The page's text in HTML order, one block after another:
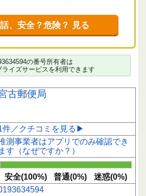
解く電話の実態
らの具体的なクチコミは確認で
内容は郵便に関する案内が中心
個人情報の提供や不審な要求に
をおすすめします。
ると実際に電話に応答された方
とができます。もしこの番号
る点があれば、ぜひクチコミ
お願いいたします。あなたの1
かを守る大切な一歩となりま
、安全？危険？ 見る
の番号所有者は
ライズサービスを利用できます
古郵便局
件／クチコミを見る▶
測事業者はアプリでのみ確認でき
ます（なぜですか？）
安全(100%) 普通(0%)
迷惑(0%)